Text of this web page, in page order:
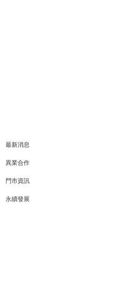
最新消息
異業合作
門市資訊
永續發展